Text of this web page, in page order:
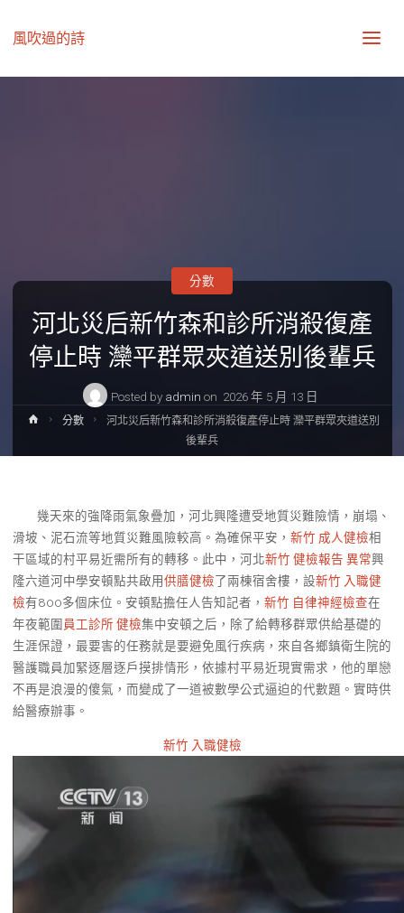
風吹過的詩
河北災后新竹森和診所消殺復產
停止時 灤平群眾夾道送別後輩兵
Posted by admin on 2026 年 5 月 13 日
分數
Home分數
河北災后新竹森和診所消殺復產停止時 灤平群眾夾道送別
後輩兵
幾天來的強降雨氣象疊加，河北興隆遭受地質災難險情，崩塌、
滑坡、泥石流等地質災難風險較高。為確保平安， 新竹 成人健檢相
干區域的村平易近需所有的轉移。此中，河北新竹 健檢報告 異常興
隆六道河中學安頓點共啟用供膳健檢了兩棟宿舍樓，設新竹 入職健
檢有800多個床位。安頓點擔任人告知記者， 新竹 自律神經檢查在
年夜範圍 員工診所 健檢集中安頓之后，除了給轉移群眾供給基礎的
生涯保證，最要害的任務就是要避免風行疾病，來自各鄉鎮衛生院的
醫護職員加緊逐層逐戶摸排情形，依據村平易近現實需求，他的單戀
不再是浪漫的傻氣，而變成了一道被數學公式逼迫的代數題。實時供
給醫療辦事。
新竹 入職健檢